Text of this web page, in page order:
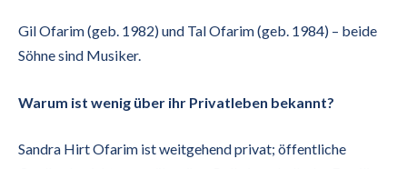
Gil Ofarim (geb. 1982) und Tal Ofarim (geb. 1984) – beide
Söhne sind Musiker.
Warum ist wenig über ihr Privatleben bekannt?
Sandra Hirt Ofarim ist weitgehend privat; öffentliche